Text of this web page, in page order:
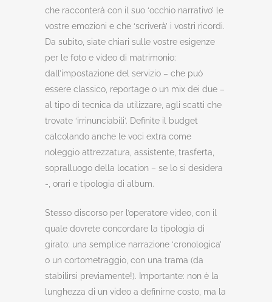
che racconterà con il suo ‘occhio narrativo’ le
vostre emozioni e che ‘scriverà’ i vostri ricordi.
Da subito, siate chiari sulle vostre esigenze
per le foto e video di matrimonio:
dall’impostazione del servizio – che può
essere classico, reportage o un mix dei due –
al tipo di tecnica da utilizzare, agli scatti che
trovate ‘irrinunciabili’. Definite il budget
calcolando anche le voci extra come
noleggio attrezzatura, assistente, trasferta,
sopralluogo della location – se lo si desidera
-, orari e tipologia di album.
Stesso discorso per l’operatore video, con il
quale dovrete concordare la tipologia di
girato: una semplice narrazione ‘cronologica’
o un cortometraggio, con una trama (da
stabilirsi previamente!). Importante: non è la
lunghezza di un video a definirne costo, ma la